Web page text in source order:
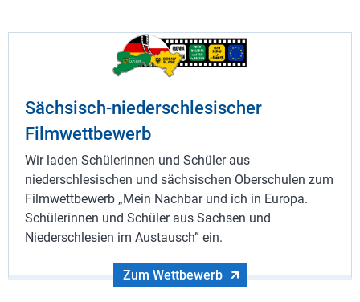
Sächsisch-niederschlesischer
Filmwettbewerb
Wir laden Schülerinnen und Schüler aus
niederschlesischen und sächsischen Oberschulen zum
Filmwettbewerb „Mein Nachbar und ich in Europa.
Schülerinnen und Schüler aus Sachsen und
Niederschlesien im Austausch” ein.
Zum Wettbewerb